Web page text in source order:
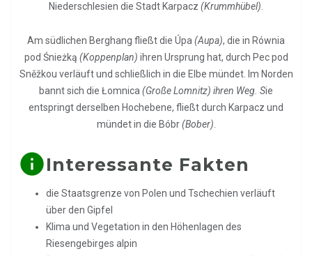
Niederschlesien die Stadt Karpacz (Krummhübel).
Am südlichen Berghang fließt die Úpa(Aupa), die in Równia
pod Śnieżką (Koppenplan) ihren Ursprung hat, durch Pec pod
Sněžkou verläuft und schließlich in die Elbe mündet. Im Norden
bannt sich die Łomnica(Große Lomnitz) ihren Weg. Sie
entspringt derselben Hochebene, fließt durch Karpacz und
mündet in die Bóbr (Bober).
infoInteressante Fakten
die Staatsgrenze von Polen und Tschechien verläuft
über den Gipfel
Klima und Vegetation in den Höhenlagen des
Riesengebirges alpin